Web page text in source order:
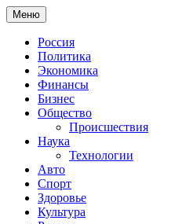
Меню
Россия
Политика
Экономика
Финансы
Бизнес
Общество
Происшествия
Наука
Технологии
Авто
Спорт
Здоровье
Культура